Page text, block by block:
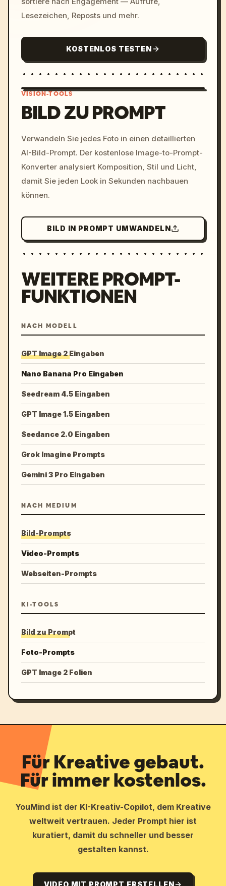
Lesezeichen, Reposts und mehr.
KOSTENLOS TESTEN
c, cyberpunk sunset, neon
colors, 8k --v 6.0
VISION-TOOLS
BILD ZU PROMPT
Verwandeln Sie jedes Foto in einen detaillierten
AI-Bild-Prompt. Der kostenlose Image-to-Prompt-
Konverter analysiert Komposition, Stil und Licht,
damit Sie jeden Look in Sekunden nachbauen
können.
BILD IN PROMPT UMWANDELN
WEITERE PROMPT-
FUNKTIONEN
NACH MODELL
GPT Image 2 Eingaben
Nano Banana Pro Eingaben
Seedream 4.5 Eingaben
GPT Image 1.5 Eingaben
Seedance 2.0 Eingaben
Grok Imagine Prompts
Gemini 3 Pro Eingaben
NACH MEDIUM
Bild-Prompts
Video-Prompts
Webseiten-Prompts
KI-TOOLS
Bild zu Prompt
Foto-Prompts
GPT Image 2 Folien
Für Kreative gebaut.
Für immer kostenlos.
YouMind ist der KI-Kreativ-Copilot, dem Kreative
weltweit vertrauen. Jeder Prompt hier ist
kuratiert, damit du schneller und besser
gestalten kannst.
VIDEO MIT PROMPT ERSTELLEN